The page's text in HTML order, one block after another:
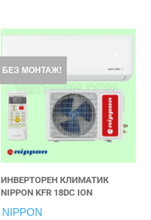
БЕЗ МОНТАЖ!
ИНВЕРТОРЕН КЛИМАТИК
NIPPON KFR 18DC ION
NIPPON